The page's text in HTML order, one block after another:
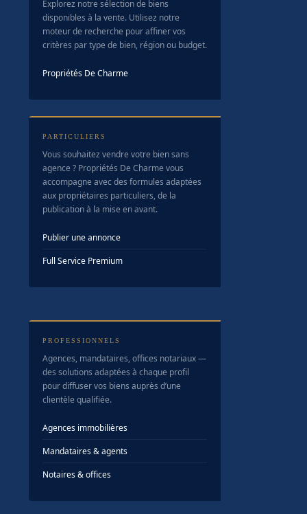
Explorez notre sélection de biens
disponibles à la vente. Utilisez notre
moteur de recherche pour affiner vos
critères par type de bien, région ou budget.
Propriétés De Charme
PARTICULIERS
Vous souhaitez vendre votre bien sans
agence ? Propriétés De Charme vous
accompagne avec des formules adaptées
aux propriétaires particuliers, de la
publication à la mise en avant.
Publier une annonce
Full Service Premium
PROFESSIONNELS
Agences, mandataires, offices notariaux —
des solutions adaptées à chaque profil
pour diffuser vos biens auprès d’une
clientèle qualifiée.
Agences immobilières
Mandataires & agents
Notaires & offices